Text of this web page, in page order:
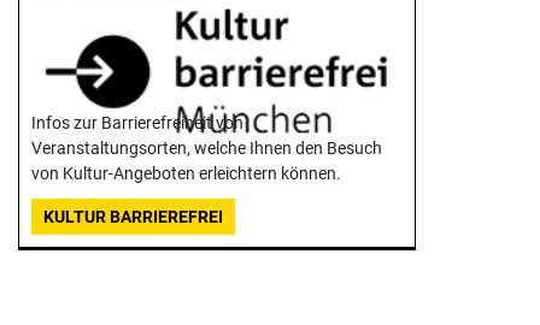
Infos zur Barrierefreiheit von
Veranstaltungsorten, welche Ihnen den Besuch
von Kultur-Angeboten erleichtern können.
KULTUR BARRIEREFREI